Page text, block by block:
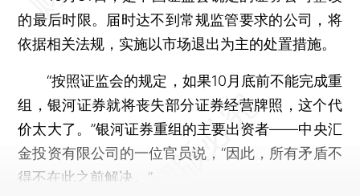
的最后时限。届时达不到常规监管要求的公司，将
依据相关法规，实施以市场退出为主的处置措施。
“按照证监会的规定，如果10月底前不能完成重
组，银河证券就将丧失部分证券经营牌照，这个代
价太大了。”银河证券重组的主要出资者——中央汇
金投资有限公司的一位官员说，“因此，所有矛盾不
得不在此之前解决。”